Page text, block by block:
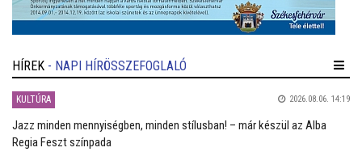
HÍREK - NAPI HÍRÖSSZEFOGLALÓ
KULTÚRA 2026.08.06. 14:19
Jazz minden mennyiségben, minden stílusban! – már készül az Alba
Regia Feszt színpada